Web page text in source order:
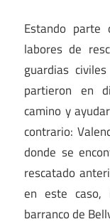
Estando
labores de
guardias
partieron en
camino y
contrario:
donde se
rescatado
en este caso,
barranco de